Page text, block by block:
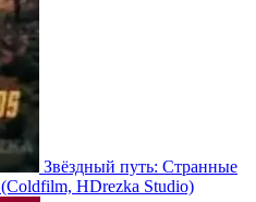
Звёздный путь: Странные
(Coldfilm, HDrezka Studio)